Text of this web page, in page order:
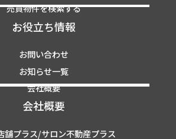
売買物件を検索する
お役立ち情報
お問い合わせ
お知らせ一覧
会社概要
会社概要
舗プラス/サロン不動産プラス